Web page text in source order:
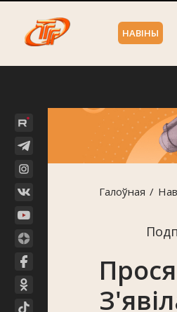
НАВIНЫ
Галоўная